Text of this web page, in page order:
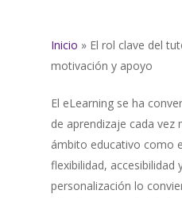
Inicio » El rol clave del
motivación y apoyo
El eLearning se ha
de aprendizaje cada
ámbito educativo como
flexibilidad, accesibilidad
personalización lo